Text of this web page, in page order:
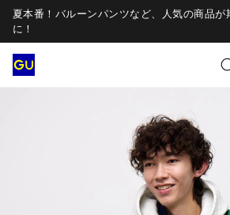
夏本番！バルーンパンツなど、人気の商品が
に！